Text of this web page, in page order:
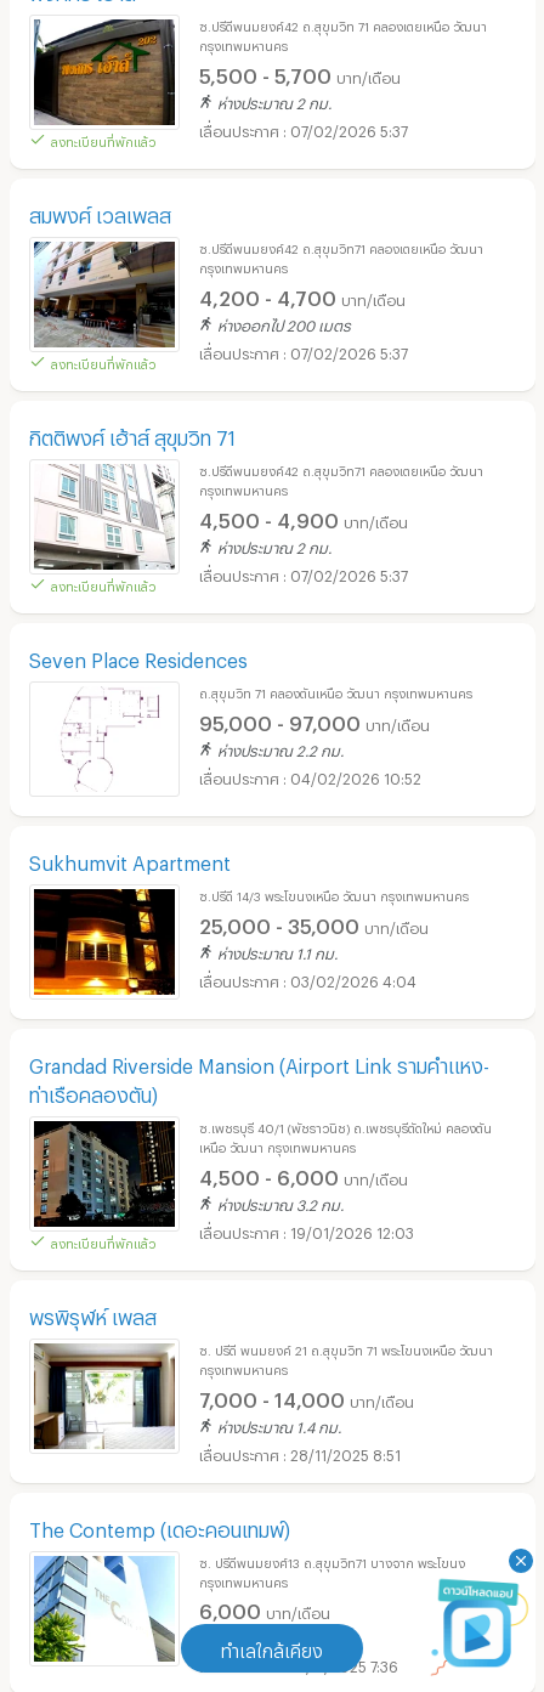
ทำเลใกล้เคียง
ลงทะเบียนที่พักแล้ว
ซ.ปรีดีพนมยงค์42 ถ.สุขุมวิท 71 คลองเตยเหนือ วัฒนา
กรุงเทพมหานคร
5,500 - 5,700 บาท/เดือน
ห่างประมาณ 2 กม.
07/02/2026 5:37
สมพงศ์ เวลเพลส
ลงทะเบียนที่พักแล้ว
ซ.ปรีดีพนมยงค์42 ถ.สุขุมวิท71 คลองเตยเหนือ วัฒนา
กรุงเทพมหานคร
4,200 - 4,700 บาท/เดือน
ห่างออกไป 200 เมตร
07/02/2026 5:37
กิตติพงศ์ เฮ้าส์ สุขุมวิท 71
ลงทะเบียนที่พักแล้ว
ซ.ปรีดีพนมยงค์42 ถ.สุขุมวิท71 คลองเตยเหนือ วัฒนา
กรุงเทพมหานคร
4,500 - 4,900 บาท/เดือน
ห่างประมาณ 2 กม.
07/02/2026 5:37
Seven Place Residences
ถ.สุขุมวิท 71 คลองตันเหนือ วัฒนา กรุงเทพมหานคร
95,000 - 97,000 บาท/เดือน
ห่างประมาณ 2.2 กม.
04/02/2026 10:52
Sukhumvit Apartment
ซ.ปรีดี 14/3 พระโขนงเหนือ วัฒนา กรุงเทพมหานคร
25,000 - 35,000 บาท/เดือน
ห่างประมาณ 1.1 กม.
03/02/2026 4:04
Grandad Riverside Mansion (Airport Link รามคำแหง-
ท่าเรือคลองตัน)
ลงทะเบียนที่พักแล้ว
ซ.เพชรบุรี 40/1 (พัชราวนิช) ถ.เพชรบุรีตัดใหม่ คลองตัน
เหนือ วัฒนา กรุงเทพมหานคร
4,500 - 6,000 บาท/เดือน
ห่างประมาณ 3.2 กม.
19/01/2026 12:03
พรพิรุฬห์ เพลส
ซ. ปรีดี พนมยงค์ 21 ถ.สุขุมวิท 71 พระโขนงเหนือ วัฒนา
กรุงเทพมหานคร
7,000 - 14,000 บาท/เดือน
ห่างประมาณ 1.4 กม.
28/11/2025 8:51
The Contemp (เดอะคอนเทมพ์)
ซ. ปรีดีพนมยงศ์13 ถ.สุขุมวิท71 บางจาก พระโขนง
กรุงเทพมหานคร
6,000 บาท/เดือน
19/11/2025 7:36